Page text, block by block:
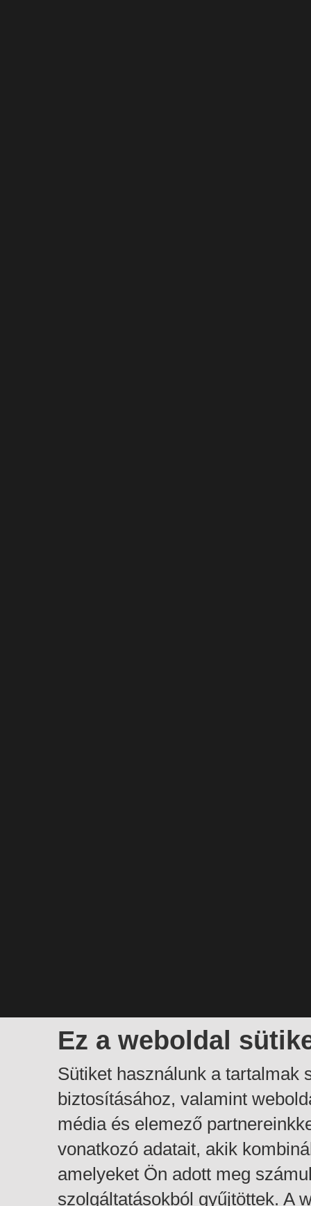
Ez a weboldal
Sütiket használunk a tartalmak
biztosításához, valamint
média és elemező
vonatkozó adatait, akik
amelyeket Ön adott meg
szolgáltatásokból gyűjtöttek. A